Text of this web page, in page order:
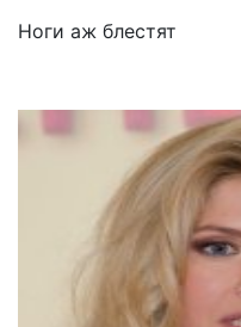
Ноги аж блестят